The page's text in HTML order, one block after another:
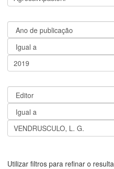
Utilizar filtros para refinar o